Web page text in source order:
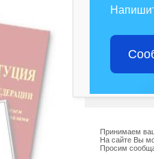
Принимаем
На сайте Вы
Просим